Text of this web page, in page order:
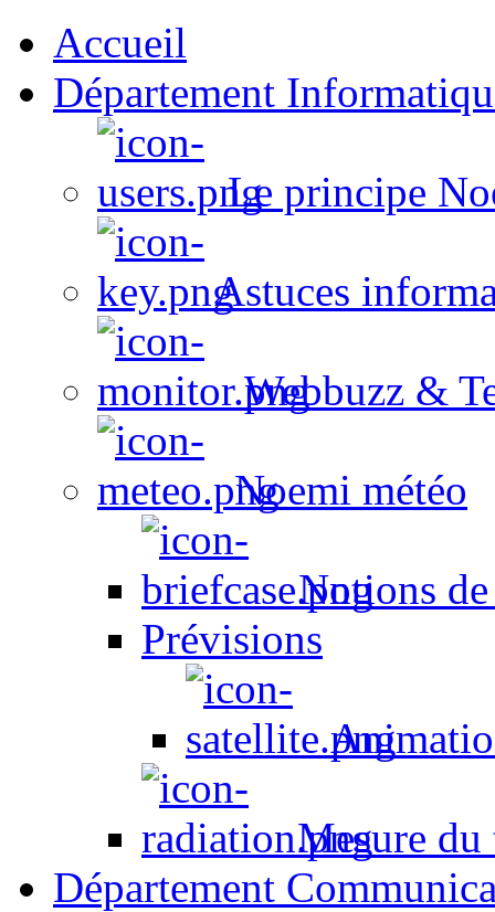
Accueil
Département
Le principe
Astuces
Webbuzz &
Noemi météo
Notions
Prévisions
Mesure du
Département